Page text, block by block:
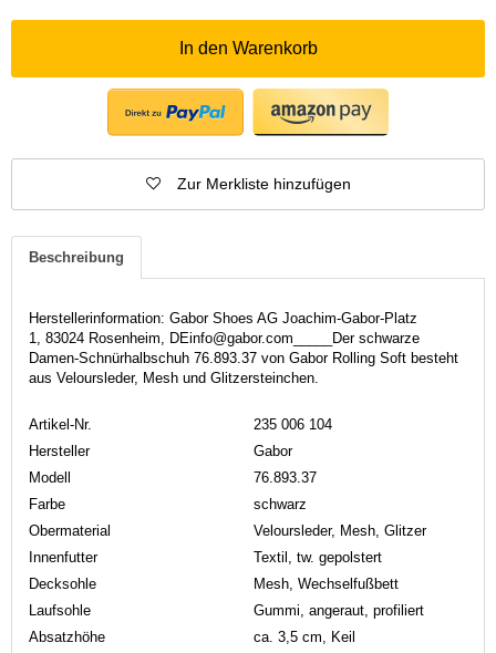
In den Warenkorb
Zur Merkliste hinzufügen
Beschreibung
Herstellerinformation: Gabor Shoes AG Joachim-Gabor-Platz
1, 83024 Rosenheim, DEinfo@gabor.com_____Der schwarze
Damen-Schnürhalbschuh 76.893.37 von Gabor Rolling Soft besteht
aus Veloursleder, Mesh und Glitzersteinchen.
Artikel-Nr.
235 006 104
Hersteller
Gabor
Modell
76.893.37
Farbe
schwarz
Obermaterial
Veloursleder, Mesh, Glitzer
Innenfutter
Textil, tw. gepolstert
Decksohle
Mesh, Wechselfußbett
Laufsohle
Gummi, angeraut, profiliert
Absatzhöhe
ca. 3,5 cm, Keil